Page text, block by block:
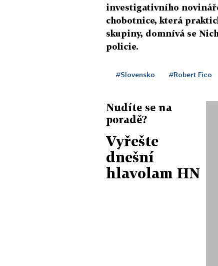
investigativního
chobotnice, která
skupiny, domnívá se
policie.
#Slovensko #Robert Fico
Nudíte se na
poradě?
Vyřešte
dnešní
hlavolam HN